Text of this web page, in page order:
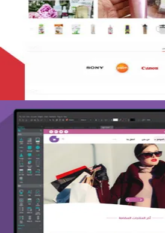
متجر لمار
التفاصيل
متجر القوس
التفاصيل